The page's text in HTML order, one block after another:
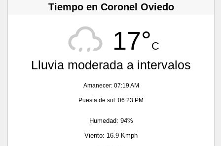
Tiempo en Coronel Oviedo
17°C
Lluvia moderada a intervalos
Amanecer: 07:19 AM
Puesta de sol: 06:23 PM
Humedad: 94%
Viento: 16.9 Kmph